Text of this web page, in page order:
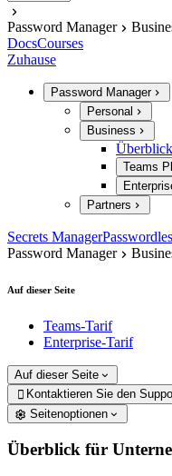
Password Manager
DocsCourses
Zuhause
Password Manager
Personal
Business
Teams
Partners
Secrets Manager
Password Manager
Auf dieser Seite
Teams-Tarif
Enterprise-Tarif
Auf dieser Seite
 Kontaktieren Sie den
Seitenoptionen
Überblick für